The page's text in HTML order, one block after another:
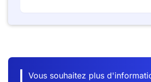
Vous souhaitez plus